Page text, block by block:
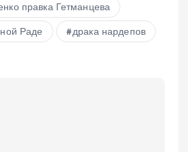
правка Гетманцева
Раде драка нардепов